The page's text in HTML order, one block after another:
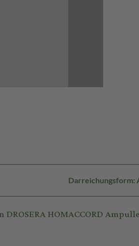
Darreichungsform:
HOMACCORD